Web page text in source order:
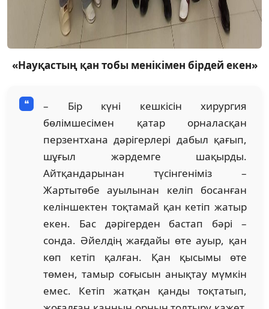
«Науқастың қан тобы менікімен бірдей екен»
– Бір күні кешкісін хирургия
бөлімшесімен қатар орналасқан
перзентхана дәрігерлері дабыл қағып,
шұғыл жәрдемге шақырды.
Айтқандарынан түсінгеніміз –
Жартытөбе ауылынан келіп босанған
келіншектен тоқтамай қан кетіп жатыр
екен. Бас дәрігерден бастап бәрі –
сонда. Әйелдің жағдайы өте ауыр, қан
көп кетіп қалған. Қан қысымы өте
төмен, тамыр соғысын анықтау мүмкін
емес. Кетіп жатқан қанды тоқтатып,